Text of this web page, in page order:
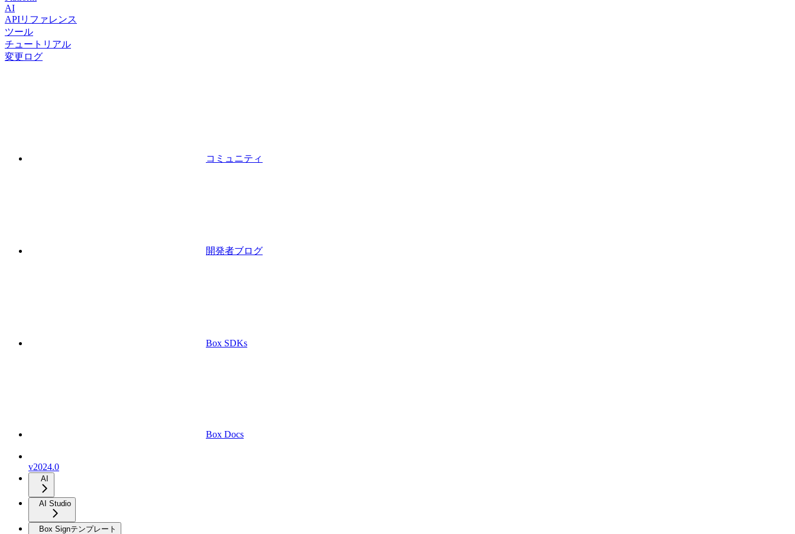
AI
APIリファレンス
ツール
チュートリアル
変更ログ
コミュニティ
開発者ブログ
Box SDKs
Box Docs
v2024.0
AI
AI Studio
Box Signテンプレート